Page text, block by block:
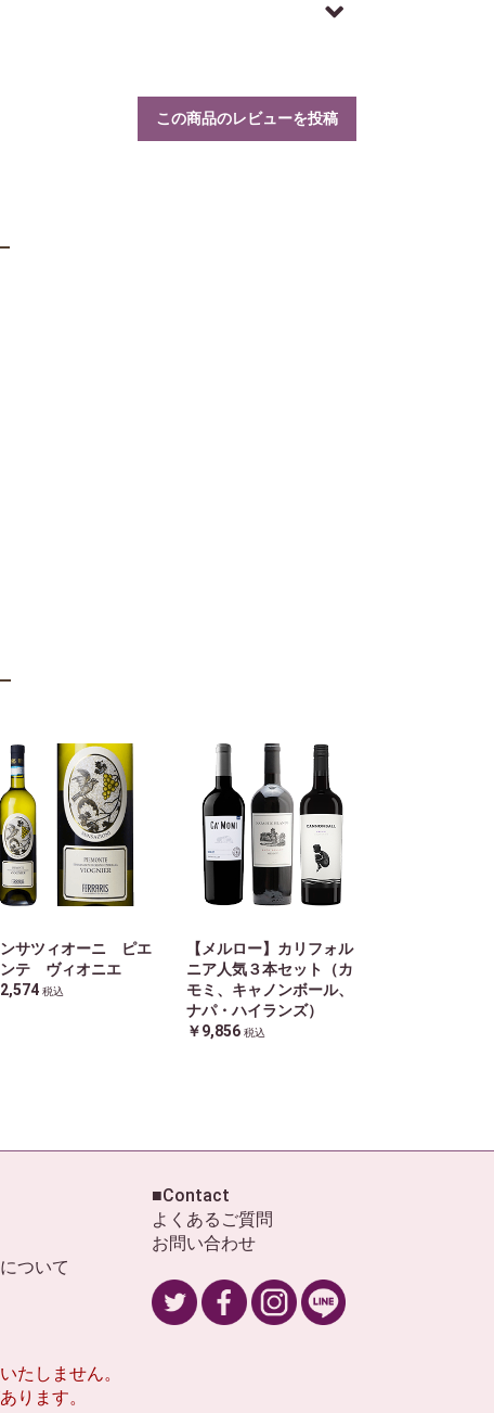
この商品のレビューを投稿
サツィオーニ ピエ
テ ヴィオニエ
税込
【メルロー】カリフォル
ニア人気３本セット（カ
モミ、キャノンボール、
ナパ・ハイランズ）
￥9,856 税込
ついて
■Contact
よくあるご質問
お問い合わせ
たしません。
ります。